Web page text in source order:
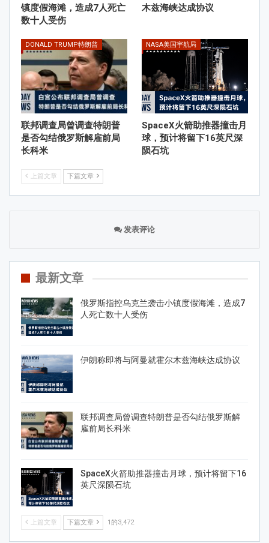
镇度假海滩，造成7人死亡
数十人受伤
木兹海峡达成协议
DONALD TRUMP特朗普
联邦调查局曾调查特朗普
是否勾结俄罗斯解雇前局
长科米
NASA美国宇航局
SpaceX火箭助推器撞击月
球，预计将留下16英尺深
陨石坑
上篇文章 下篇文章
发表评论
最新文章
俄罗斯指控乌克兰袭击小镇度假海滩，造成7
人死亡数十人受伤
伊朗称即将与阿曼就霍尔木兹海峡达成协议
联邦调查局曾调查特朗普是否勾结俄罗斯解
雇前局长科米
SpaceX火箭助推器撞击月球，预计将留下16
英尺深陨石坑
上篇文章 下篇文章 1的3,472